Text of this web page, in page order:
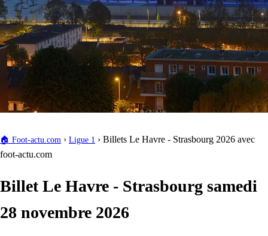
🏠 Foot-actu.com › Ligue 1 › Billets Le Havre - Strasbourg 2026 avec
foot-actu.com
Billet Le Havre - Strasbourg samedi
28 novembre 2026